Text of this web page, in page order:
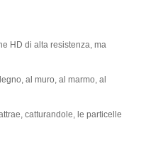
HD di alta resistenza, ma
al muro, al marmo, al
catturandole, le particelle